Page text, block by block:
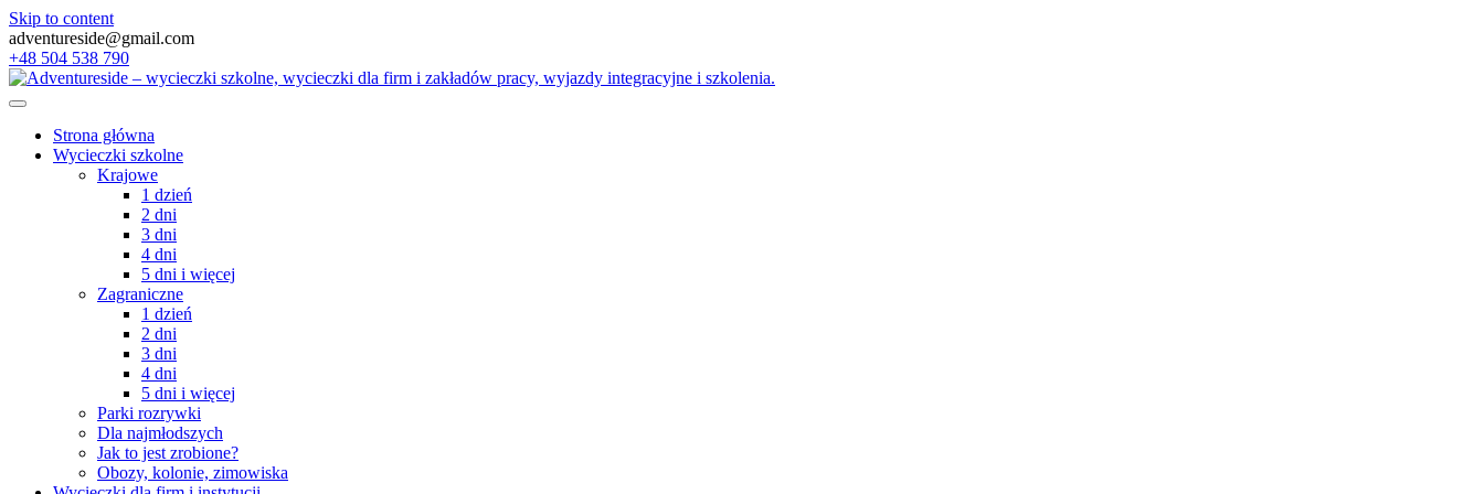
Skip to content
adventureside@gmail.com
+48 504 538 790
Strona główna
Wycieczki szkolne
Krajowe
1 dzień
2 dni
3 dni
4 dni
5 dni i więcej
Zagraniczne
1 dzień
2 dni
3 dni
4 dni
5 dni i więcej
Parki rozrywki
Dla najmłodszych
Jak to jest zrobione?
Obozy, kolonie, zimowiska